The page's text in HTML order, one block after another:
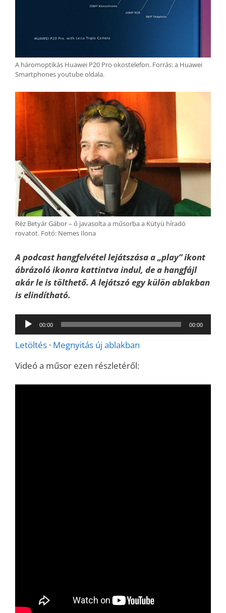
A háromoptikás Huawei P20 Pro okostelefon. Forrás: a Huawei
Smartphones youtube oldala.
Réz Betyár Gábor – ő javasolta a műsorba a Kütyü híradó
rovatot. Fotó: Nemes Ilona
A podcast hangfelvétel lejátszása a „play” ikont
ábrázoló ikonra kattintva indul, de a hangfájl
akár le is tölthető. A lejátszó egy külön ablakban
is elindítható.
Audió
lejátszó
00:00 00:00
Letöltés · Megnyitás új ablakban
Videó a műsor ezen részletéről: